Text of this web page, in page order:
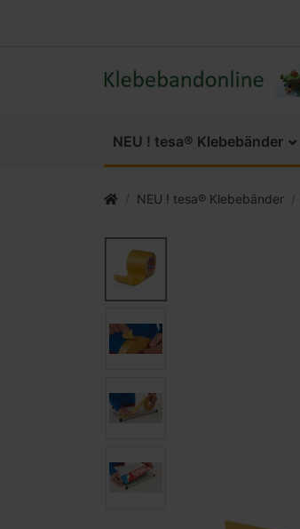
NEU ! tesa® Klebebänder
NEU ! tesa® Klebebänder